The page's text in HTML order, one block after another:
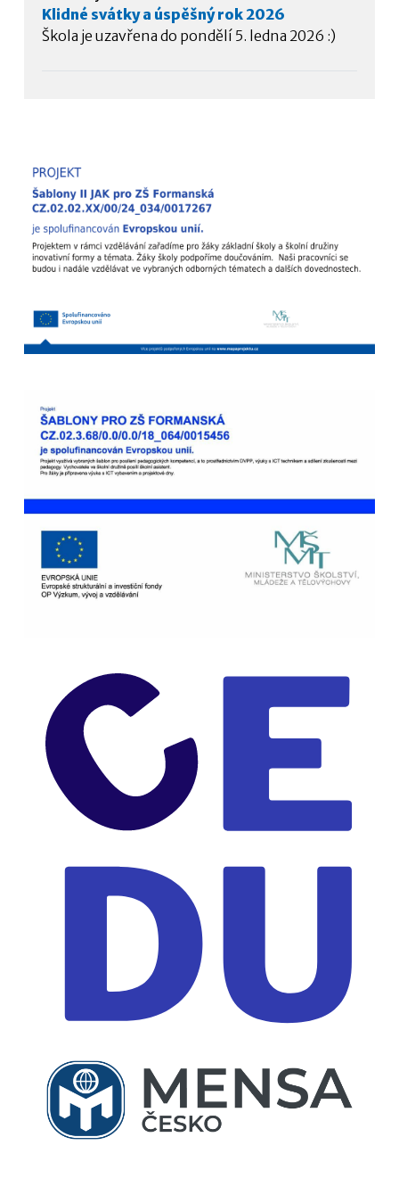
Klidné svátky a úspěšný rok 2026
Škola je uzavřena do pondělí 5. ledna 2026 :)